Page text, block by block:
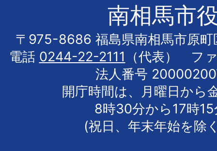
南相馬市
〒975-8686 福島県南相馬市原町
電話 0244-22-2111
（代表） フ
法人番号
開庁時間は、月曜日から
8時30分から17時
(祝日、年末年始を除